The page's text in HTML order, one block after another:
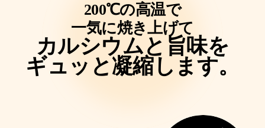
200℃の高温で
一気に焼き上げて
カルシウムと旨味を
ギュッと凝縮します。